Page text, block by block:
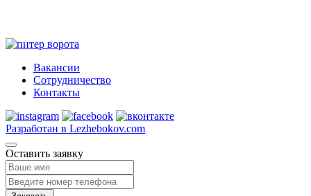
Вакансии
Сотрудничество
Контакты
Разработан в Lezhebokov.com
Оставить заявку